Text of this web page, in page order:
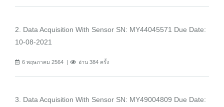
2. Data Acquisition With Sensor SN: MY44045571 Due Date:
10-08-2021
6 พฤษภาคม 2564 อ่าน 384 ครั้ง
3. Data Acquisition With Sensor SN: MY49004809 Due Date: